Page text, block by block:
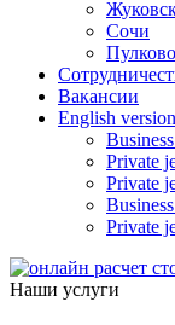
Сочи
Вакансии
English version
Private
Private
Private
Наши услуги